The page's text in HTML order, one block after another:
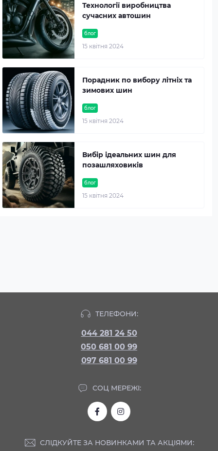
блог
15 квітня 2024
Технології виробництва
сучасних автошин
блог
15 квітня 2024
Порадник по вибору літніх та
зимових шин
блог
15 квітня 2024
Вибір ідеальних шин для
позашляховиків
ТЕЛЕФОНИ:
044 281 24 50
050 681 00 99
097 681 00 99
СОЦ МЕРЕЖІ:
СЛІДКУЙТЕ ЗА НОВИНКАМИ ТА АКЦІЯМИ: